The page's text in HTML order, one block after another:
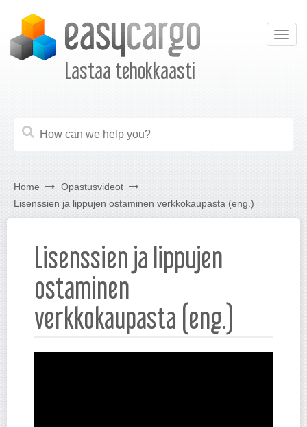
Lastaa tehokkaasti
Home
Opastusvideot
Lisenssien ja lippujen ostaminen verkkokaupasta (eng.)
Lisenssien ja lippujen
ostaminen
verkkokaupasta (eng.)